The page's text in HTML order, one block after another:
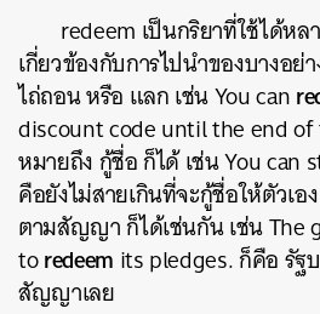
redeem เป็นกริยาที่ใช้ได้ห
เกี่ยวข้องกับการไปนำของบางอ
ไถ่ถอน หรือ แลก เช่นYou can
discount code until the end
หมายถึง กู้ชื่อ ก็ได้ เช่นYou can
คือยังไม่สายเกินที่จะกู้ชื่อให้ตัวเอ
ตามสัญญา ก็ได้เช่นกัน เช่นThe
toredeem its pledges.ก็คือ รัฐ
สัญญาเลย